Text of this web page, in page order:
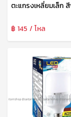
฿ 145 / โหล